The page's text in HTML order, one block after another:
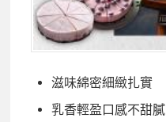
滋味綿密細緻扎實
乳香輕盈口感不甜膩